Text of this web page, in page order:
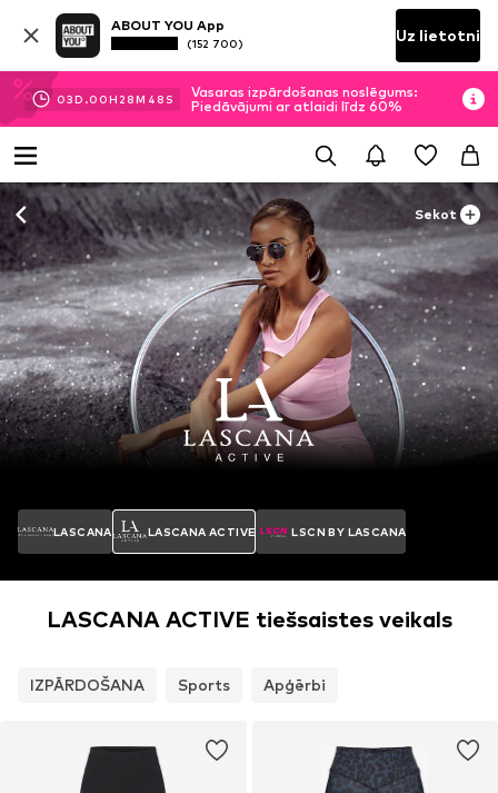
ABOUT YOU App
(152 700) Uz lietotni
03D.00H 28M 46 S
Vasaras izpārdošanas noslēgums:
Piedāvājumi ar atlaidi līdz 60%
Sekot
LASCANA LASCANA ACTIVE LSCN BY LASCANA
LASCANA ACTIVE tiešsaistes veikals
IZPĀRDOŠANA Sports Apģērbi